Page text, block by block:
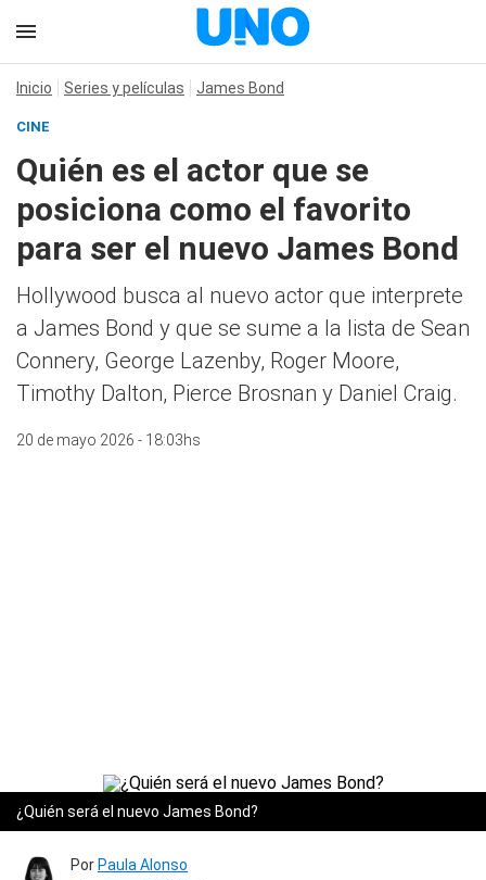
Inicio Series y películas James Bond
CINE
Quién es el actor que se
posiciona como el favorito
para ser el nuevo James Bond
Hollywood busca al nuevo actor que interprete
a James Bond y que se sume a la lista de Sean
Connery, George Lazenby, Roger Moore,
Timothy Dalton, Pierce Brosnan y Daniel Craig.
20 de mayo 2026 - 18:03hs
¿Quién será el nuevo James Bond?
Por Paula Alonso